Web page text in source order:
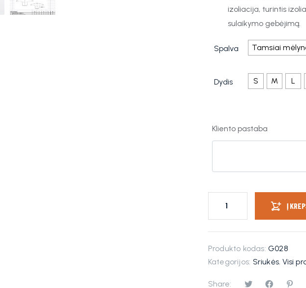
izoliacija, turintis
sulaikymo gebėjimą.
Spalva Tamsiai
Dydis S M L
Kliento pastaba
Į
Produkto kodas:G028
Kategorijos: Sriukės,Visi
Share: